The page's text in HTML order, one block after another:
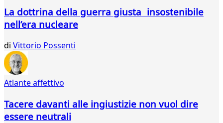
La dottrina della guerra giusta insostenibile
nell’era nucleare
di Vittorio Possenti
Atlante affettivo
Tacere davanti alle ingiustizie non vuol dire
essere neutrali